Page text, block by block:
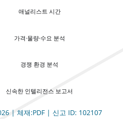
애널리스트 시간
가격·물량·수요 분석
경쟁 환경 분석
신속한 인텔리전스 보고서
| 체재:PDF | 신고 ID: 102107